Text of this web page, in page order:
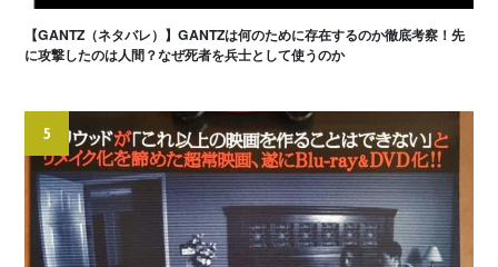
【GANTZ（ネタバレ）】GANTZは何のために存在するのか徹底考察！先
に攻撃したのは人間？なぜ死者を兵士として使うのか
5